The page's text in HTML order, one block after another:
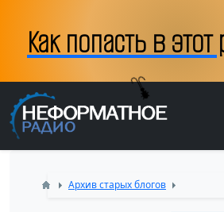
Как попасть в
Архив старых блогов